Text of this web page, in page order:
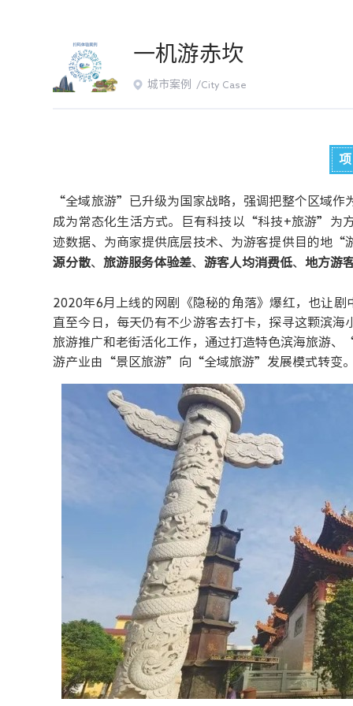
一机游赤坎
城市案例 /City Case
“全域旅游”已升级为国家战略，强调把整个区域作
成为常态化生活方式。巨有科技 以“科技+旅游”为方
迹数据、为商家提供底层技术、为游客提供目的地“
源分散、旅游服务体验差、游客人均消费低、地方游
2020年6月上线的网剧《隐秘的角落》爆红，也让
直至今日，每天仍有不少游客去打卡，探寻这颗滨
旅游推广和老街活化工作，通过打造特色滨海旅游
游产业由“景区旅游”向“全域旅游”发展模式转变